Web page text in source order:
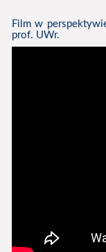
Film w
prof. UWr.